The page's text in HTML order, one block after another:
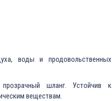
воды и продовольственных
шланг. Устойчив к
веществам.